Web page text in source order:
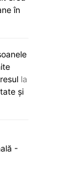
în
la
și
-